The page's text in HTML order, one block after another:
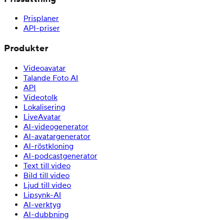
Prisplaner
API-priser
Produkter
Videoavatar
Talande Foto AI
API
Videotolk
Lokalisering
LiveAvatar
AI-videogenerator
AI-avatargenerator
AI-röstkloning
AI-podcastgenerator
Text till video
Bild till video
Ljud till video
Lipsynk-AI
AI-verktyg
AI-dubbning